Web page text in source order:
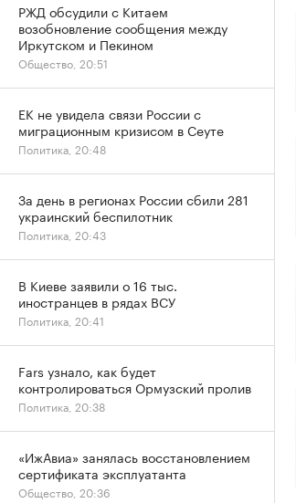
РЖД обсудили с Китаем
возобновление сообщения между
Иркутском и Пекином
Общество, 20:51
ЕК не увидела связи России с
миграционным кризисом в Сеуте
Политика, 20:48
За день в регионах России сбили 281
украинский беспилотник
Политика, 20:43
В Киеве заявили о 16 тыс.
иностранцев в рядах ВСУ
Политика, 20:41
Fars узнало, как будет
контролироваться Ормузский пролив
Политика, 20:38
«ИжАвиа» занялась восстановлением
сертификата эксплуатанта
Общество, 20:36